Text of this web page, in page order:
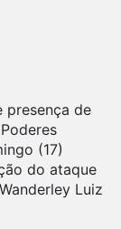
presença de
(17)
do ataque
Luiz